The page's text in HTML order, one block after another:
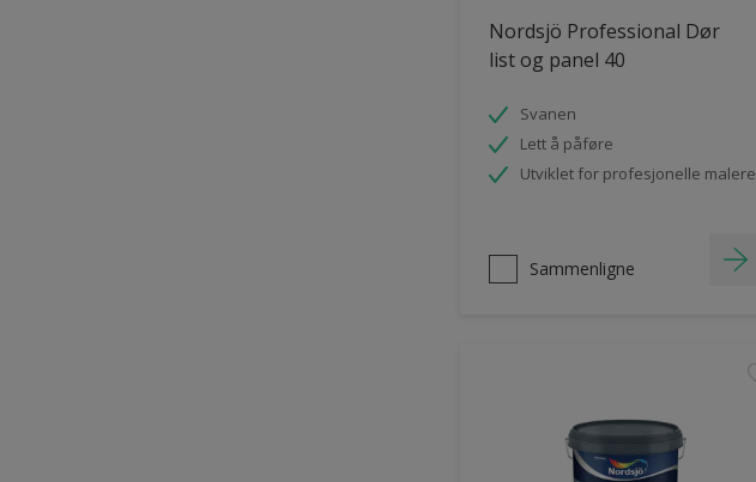
Nordsjö Professional Dør
list og panel 40
Svanen
Lett å påføre
Utviklet for profesjonelle malere
Sammenligne